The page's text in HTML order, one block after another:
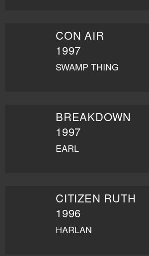
CON AIR
1997
SWAMP THING
BREAKDOWN
1997
EARL
CITIZEN RUTH
1996
HARLAN